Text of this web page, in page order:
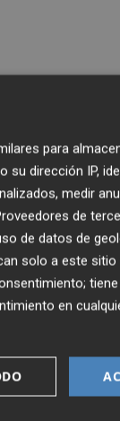
para
dirección IP,
medir
de
de datos de
solo a este sitio
en